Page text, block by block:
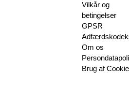
Vilkår og
betingelser
GPSR
Om os
Brug af